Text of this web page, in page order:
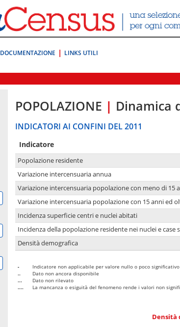
DOCUMENTAZIONE LINKS UTILI
POPOLAZIONE | Dinamica
INDICATORI AI CONFINI DEL 2011
Indicatore
Popolazione residente
Variazione intercensuaria annua
Variazione intercensuaria popolazione con meno di 15
Variazione intercensuaria popolazione con 15 anni ed
Incidenza superficie centri e nuclei abitati
Incidenza della popolazione residente nei nuclei e case
Densità demografica
-
Indicatore non applicabile per valore nullo o poco
..
Dato non ancora disponibile
...
Dato non rilevato
....
La mancanza o esiguità del fenomeno rende i valori non
Densità